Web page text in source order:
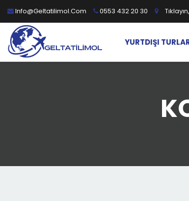
Info@geltatilimol.com 0553 432 20 30
YURTDIŞI